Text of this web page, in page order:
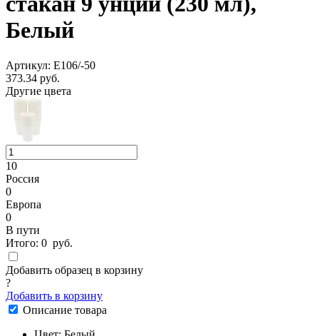
Белый
Артикул: E106/-50
373.34 руб.
Другие цвета
10
Россия
0
Европа
0
В пути
Итого: 0 руб.
Добавить образец в корзину
?
Добавить в корзину
Описание товара